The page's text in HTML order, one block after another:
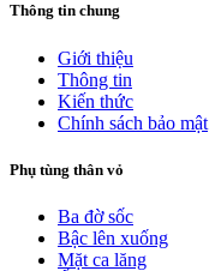
Thông tin chung
Giới thiệu
Thông tin
Kiến thức
Chính sách bảo mật
Phụ tùng thân vỏ
Ba đờ sốc
Bậc lên xuống
Mặt ca lăng